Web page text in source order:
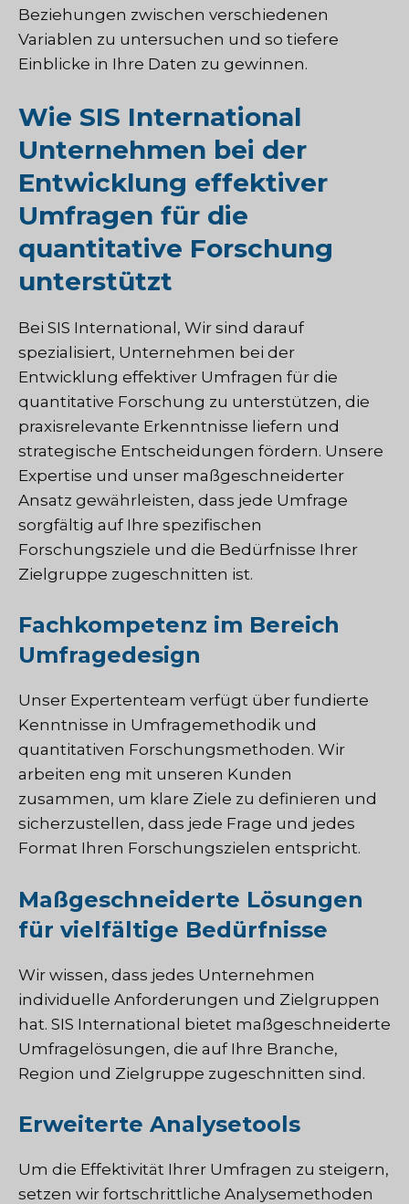
Beziehungen zwischen verschiedenen
Variablen zu untersuchen und so tiefere
Einblicke in Ihre Daten zu gewinnen.
Wie SIS International
Unternehmen bei der
Entwicklung effektiver
Umfragen für die
quantitative Forschung
unterstützt
Bei SIS International, Wir sind darauf
spezialisiert, Unternehmen bei der
Entwicklung effektiver Umfragen für die
quantitative Forschung zu unterstützen, die
praxisrelevante Erkenntnisse liefern und
strategische Entscheidungen fördern. Unsere
Expertise und unser maßgeschneiderter
Ansatz gewährleisten, dass jede Umfrage
sorgfältig auf Ihre spezifischen
Forschungsziele und die Bedürfnisse Ihrer
Zielgruppe zugeschnitten ist.
Fachkompetenz im Bereich
Umfragedesign
Unser Expertenteam verfügt über fundierte
Kenntnisse in Umfragemethodik und
quantitativen Forschungsmethoden. Wir
arbeiten eng mit unseren Kunden
zusammen, um klare Ziele zu definieren und
sicherzustellen, dass jede Frage und jedes
Format Ihren Forschungszielen entspricht.
Maßgeschneiderte Lösungen
für vielfältige Bedürfnisse
Wir wissen, dass jedes Unternehmen
individuelle Anforderungen und Zielgruppen
hat. SIS International bietet maßgeschneiderte
Umfragelösungen, die auf Ihre Branche,
Region und Zielgruppe zugeschnitten sind.
Erweiterte Analysetools
Um die Effektivität Ihrer Umfragen zu steigern,
setzen wir fortschrittliche Analysemethoden